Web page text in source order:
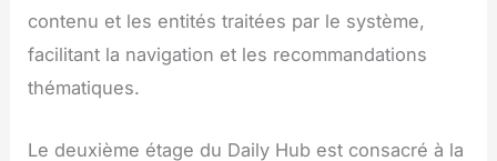
contenu et les entités traitées par le système,
facilitant la navigation et les recommandations
thématiques.
Le deuxième étage du Daily Hub est consacré à la